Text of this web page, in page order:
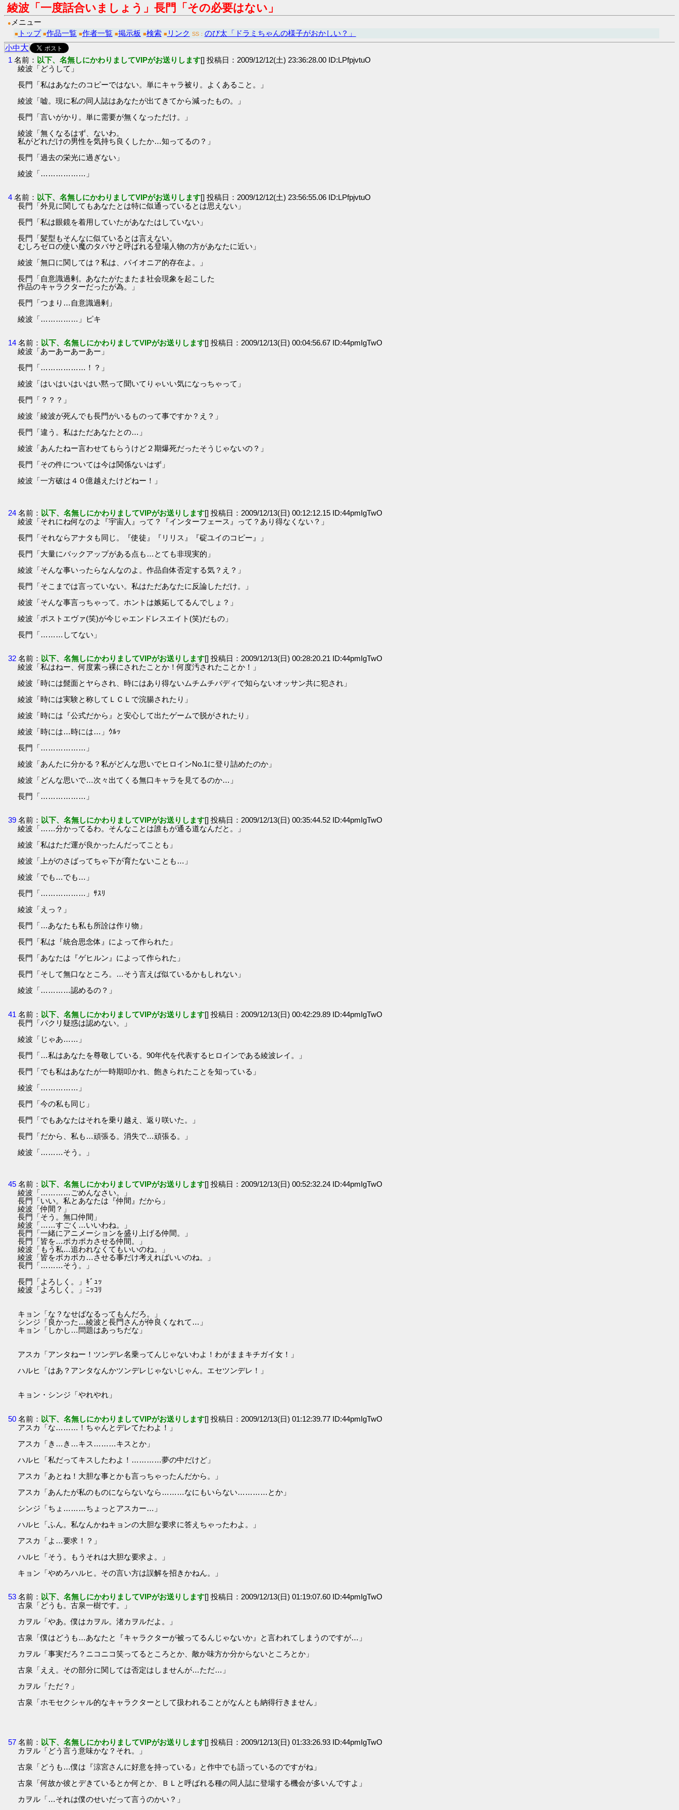
綾波「一度話合いましょう」長門「その必要はない」
● メニュー
■ トップ ■作品一覧 ■作者一覧 ■掲示板 ■検索 ■ リンク SS： のび太「ドラミちゃんの様子がおかしい？」
小中大
1 名前： 以下、名無しにかわりましてVIPがお送りします[] 投稿日：2009/12/12(土) 23:36:28.00 ID:LPfpjvtuO
綾波「どうして」
長門「私はあなたのコピーではない。単にキャラ被り。よくあること。」
綾波「嘘。現に私の同人誌はあなたが出てきてから減ったもの。」
長門「言いがかり。単に需要が無くなっただけ。」
綾波「無くなるはず、ないわ。
私がどれだけの男性を気持ち良くしたか…知ってるの？」
長門「過去の栄光に過ぎない」
綾波「………………」
4 名前： 以下、名無しにかわりましてVIPがお送りします[] 投稿日：2009/12/12(土) 23:56:55.06 ID:LPfpjvtuO
長門「外見に関してもあなたとは特に似通っているとは思えない」
長門「私は眼鏡を着用していたがあなたはしていない」
長門「髪型もそんなに似ているとは言えない。
むしろゼロの使い魔のタバサと呼ばれる登場人物の方があなたに近い」
綾波「無口に関しては？私は、パイオニア的存在よ。」
長門「自意識過剰。あなたがたまたま社会現象を起こした
作品のキャラクターだったが為。」
長門「つまり…自意識過剰」
綾波「……………」ピキ
14 名前： 以下、名無しにかわりましてVIPがお送りします[] 投稿日：2009/12/13(日) 00:04:56.67 ID:44pmIgTwO
綾波「あーあーあーあー」
長門「………………！？」
綾波「はいはいはいはい黙って聞いてりゃいい気になっちゃって」
長門「？？？」
綾波「綾波が死んでも長門がいるものって事ですか？え？」
長門「違う。私はただあなたとの…」
綾波「あんたねー言わせてもらうけど２期爆死だったそうじゃないの？」
長門「その件については今は関係ないはず」
綾波「一方破は４０億越えたけどねー！」
24 名前： 以下、名無しにかわりましてVIPがお送りします[] 投稿日：2009/12/13(日) 00:12:12.15 ID:44pmIgTwO
綾波「それにね何なのよ『宇宙人』って？『インターフェース』って？あり得なくない？」
長門「それならアナタも同じ。『使徒』『リリス』『碇ユイのコピー』」
長門「大量にバックアップがある点も…とても非現実的」
綾波「そんな事いったらなんなのよ。作品自体否定する気？え？」
長門「そこまでは言っていない。私はただあなたに反論しただけ。」
綾波「そんな事言っちゃって。ホントは嫉妬してるんでしょ？」
綾波「ポストエヴァ(笑)が今じゃエンドレスエイト(笑)だもの」
長門「………してない」
32 名前： 以下、名無しにかわりましてVIPがお送りします[] 投稿日：2009/12/13(日) 00:28:20.21 ID:44pmIgTwO
綾波「私はねー、何度素っ裸にされたことか！何度汚されたことか！」
綾波「時には髭面とヤらされ、時にはあり得ないムチムチバディで知らないオッサン共に犯され」
綾波「時には実験と称してＬＣＬで浣腸されたり」
綾波「時には『公式だから』と安心して出たゲームで脱がされたり」
綾波「時には…時には…」ｳﾙｯ
長門「………………」
綾波「あんたに分かる？私がどんな思いでヒロインNo.1に登り詰めたのか」
綾波「どんな思いで…次々出てくる無口キャラを見てるのか…」
長門「………………」
39 名前： 以下、名無しにかわりましてVIPがお送りします[] 投稿日：2009/12/13(日) 00:35:44.52 ID:44pmIgTwO
綾波「……分かってるわ。そんなことは誰もが通る道なんだと。」
綾波「私はただ運が良かったんだってことも」
綾波「上がのさばってちゃ下が育たないことも…」
綾波「でも…でも…」
長門「………………」ｻｽﾘ
綾波「えっ？」
長門「…あなたも私も所詮は作り物」
長門「私は『統合思念体』によって作られた」
長門「あなたは『ゲヒルン』によって作られた」
長門「そして無口なところ。…そう言えば似ているかもしれない」
綾波「…………認めるの？」
41 名前： 以下、名無しにかわりましてVIPがお送りします[] 投稿日：2009/12/13(日) 00:42:29.89 ID:44pmIgTwO
長門「パクリ疑惑は認めない。」
綾波「じゃあ……」
長門「…私はあなたを尊敬している。90年代を代表するヒロインである綾波レイ。」
長門「でも私はあなたが一時期叩かれ、飽きられたことを知っている」
綾波「……………」
長門「今の私も同じ」
長門「でもあなたはそれを乗り越え、返り咲いた。」
長門「だから、私も…頑張る。消失で…頑張る。」
綾波「………そう。」
45 名前： 以下、名無しにかわりましてVIPがお送りします[] 投稿日：2009/12/13(日) 00:52:32.24 ID:44pmIgTwO
綾波「…………ごめんなさい。」
長門「いい。私とあなたは『仲間』だから」
綾波「仲間？」
長門「そう。無口仲間」
綾波「……すごく…いいわね。」
長門「一緒にアニメーションを盛り上げる仲間。」
長門「皆を…ポカポカさせる仲間。」
綾波「もう私…追われなくてもいいのね。」
綾波「皆をポカポカ…させる事だけ考えればいいのね。」
長門「………そう。」
長門「よろしく。」ｷﾞｭｯ
綾波「よろしく。」ﾆｯｺﾘ
キョン「な？なせばなるってもんだろ。」
シンジ「良かった…綾波と長門さんが仲良くなれて…」
キョン「しかし…問題はあっちだな」
アスカ「アンタねー！ツンデレ名乗ってんじゃないわよ！わがままキチガイ女！」
ハルヒ「はあ？アンタなんかツンデレじゃないじゃん。エセツンデレ！」
キョン・シンジ「やれやれ」
50 名前： 以下、名無しにかわりましてVIPがお送りします[] 投稿日：2009/12/13(日) 01:12:39.77 ID:44pmIgTwO
アスカ「な………！ちゃんとデレてたわよ！」
アスカ「き…き…キス………キスとか」
ハルヒ「私だってキスしたわよ！…………夢の中だけど」
アスカ「あとね！大胆な事とかも言っちゃったんだから。」
アスカ「あんたが私のものにならないなら………なにもいらない…………とか」
シンジ「ちょ………ちょっとアスカー…」
ハルヒ「ふん。私なんかねキョンの大胆な要求に答えちゃったわよ。」
アスカ「よ…要求！？」
ハルヒ「そう。もうそれは大胆な要求よ。」
キョン「やめろハルヒ。その言い方は誤解を招きかねん。」
53 名前： 以下、名無しにかわりましてVIPがお送りします[] 投稿日：2009/12/13(日) 01:19:07.60 ID:44pmIgTwO
古泉「どうも。古泉一樹です。」
カヲル「やあ。僕はカヲル。渚カヲルだよ。」
古泉「僕はどうも…あなたと『キャラクターが被ってるんじゃないか』と言われてしまうのですが…」
カヲル「事実だろ？ニコニコ笑ってるところとか、敵か味方か分からないところとか」
古泉「ええ。その部分に関しては否定はしませんが…ただ…」
カヲル「ただ？」
古泉「ホモセクシャル的なキャラクターとして扱われることがなんとも納得行きません」
57 名前： 以下、名無しにかわりましてVIPがお送りします[] 投稿日：2009/12/13(日) 01:33:26.93 ID:44pmIgTwO
カヲル「どう言う意味かな？それ。」
古泉「どうも…僕は『涼宮さんに好意を持っている』と作中でも語っているのですがね」
古泉「何故か彼とデきているとか何とか、ＢＬと呼ばれる種の同人誌に登場する機会が多いんですよ」
カヲル「…それは僕のせいだって言うのかい？」